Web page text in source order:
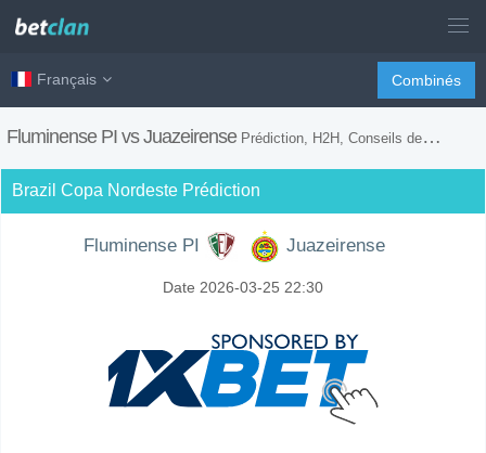
Français Combinés
Fluminense PI vs Juazeirense Prédiction, H2H, Conseils de Paris et Prévision du Match
Brazil Copa Nordeste Prédiction
Fluminense PI Juazeirense
Date 2026-03-25 22:30